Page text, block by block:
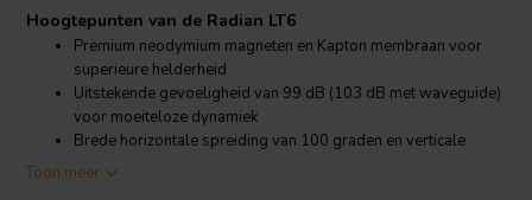
Hoogtepunten van de Radian LT6
Premium neodymium magneten en Kapton membraan voor
superieure helderheid
Uitstekende gevoeligheid van 99 dB (103 dB met waveguide)
voor moeiteloze dynamiek
Brede horizontale spreiding van 100 graden en verticale
spreiding van 40 graden
Toon meer